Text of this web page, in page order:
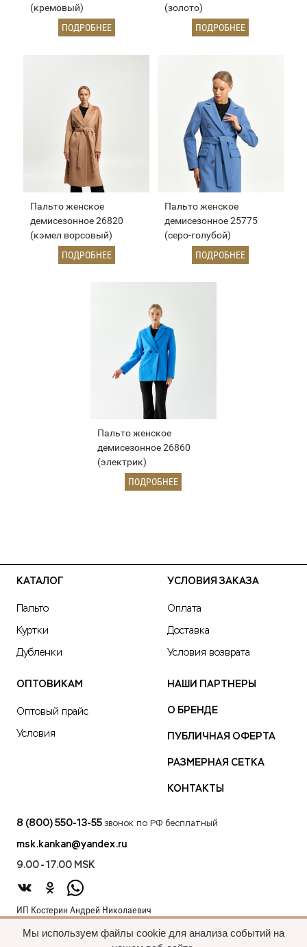
(кремовый)
ПОДРОБНЕЕ
(золото)
ПОДРОБНЕЕ
Пальто женское
демисезонное 26820
(кэмел ворсовый)
ПОДРОБНЕЕ
Пальто женское
демисезонное 25775
(серо-голубой)
ПОДРОБНЕЕ
Пальто женское
демисезонное 26860
(электрик)
ПОДРОБНЕЕ
КАТАЛОГ
Пальто
Куртки
Дубленки
УСЛОВИЯ ЗАКАЗА
Оплата
Доставка
Условия возврата
ОПТОВИКАМ
Оптовый прайс
Условия
НАШИ ПАРТНЕРЫ
О БРЕНДЕ
ПУБЛИЧНАЯ ОФЕРТА
РАЗМЕРНАЯ СЕТКА
КОНТАКТЫ
8 (800) 550-13-55 звонок по РФ бесплатный
msk.kankan@yandex.ru
9.00 - 17.00 MSK
ИП Костерин Андрей Николаевич
440012, проезд 2-й Лиственный д.20 г. Пенза Пензенская обл.,
Мы используем файлы cookie для анализа событий на